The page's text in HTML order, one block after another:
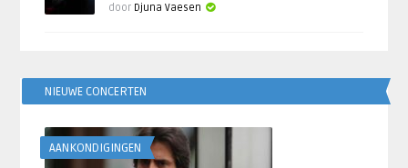
door Djuna Vaesen
NIEUWE CONCERTEN
AANKONDIGINGEN